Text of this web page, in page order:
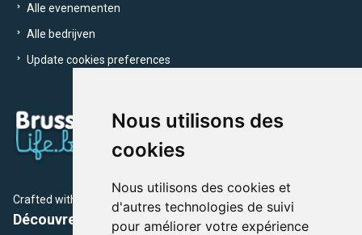
Nous utilisons des
cookies
Nous utilisons des cookies et
d'autres technologies de suivi
pour améliorer votre expérience
Alle evenementen
Alle bedrijven
Update cookies preferences
Crafted with by Brusselslife Team
Découvrez plus de 12 000 adresses et événements